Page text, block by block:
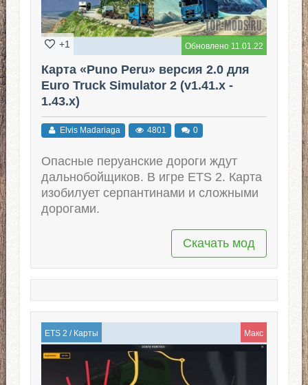
Обновлено 11.01.22
+1
Карта «Puno Peru» версия 2.0 для
Euro Truck Simulator 2 (v1.41.x -
1.43.x)
Elvis Madariaga 4801 0
Опасные перуанские дороги ждут
дальнобойщиков. В игре ETS 2. Карта
изобилует серпантинами и сложными
дорогами.
Скачать мод
ETS 2 / Карты Макс